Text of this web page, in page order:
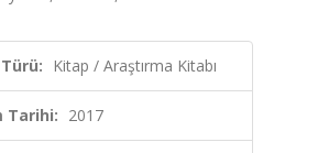
Türü: Kitap / Araştırma Kitabı
Tarihi: 2017